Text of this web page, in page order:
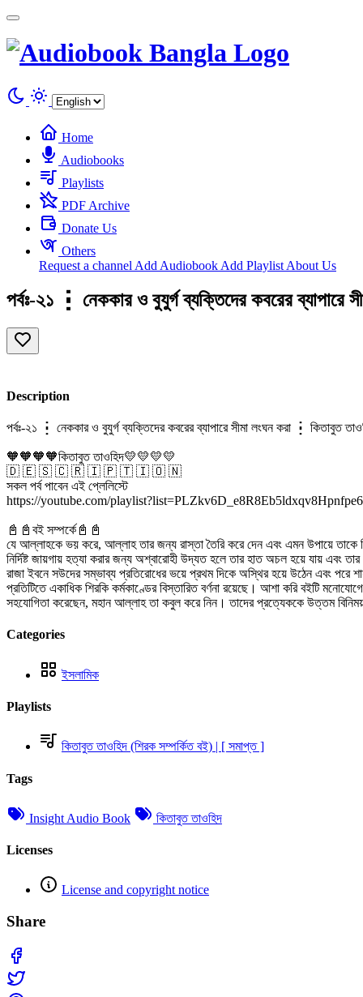
Home
Audiobooks
Playlists
PDF Archive
Donate Us
Others
Request a channel Add Audiobook Add Playlist About Us
পর্বঃ-২১ ┇ নেককার ও বুযুর্গ ব্যক্তিদের কবরের
Description
পর্বঃ-২১ ┇ নেককার ও বুযুর্গ ব্যক্তিদের কবরের ব্যাপারে সীমা লংঘন করা ┇ কিতাবুত
🧡🧡🧡🧡কিতাবুত তাওহিদ💛💛💛💛
🇩 🇪 🇸 🇨 🇷 🇮 🇵 🇹 🇮 🇴 🇳
সকল পর্ব পাবেন এই প্লেলিস্টে
https://youtube.com/
📓📓বই সম্পর্কে📓📓
যে আল্লাহকে ভয় করে, আল্লাহ তার জন্য রাস্তা তৈরি করে দেন এবং এমন উপায়ে তাকে
নির্দিষ্ট জায়গায় হত্যা করার জন্য অশ্বারোহী উদ্যত হলে তার হাত অচল হয়ে যায় এবং
রাজা ইবনে সউদের সম্ভাব্য প্রতিরোধের ভয়ে প্রথম দিকে অস্থির হয়ে উঠেন এবং
প্রতিটিতে একাধিক শিরকি কর্মকাণ্ডের বিস্তারিত বর্ণনা রয়েছে। আশা করি বইটি
সহযোগিতা করেছেন, মহান আল্লাহ তা কবুল করে নিন। তাদের প্রত্যেককে উত্তম
Categories
ইসলামিক
Playlists
কিতাবুত তাওহিদ (শিরক সম্পর্কিত বই) | [ সমাপ্ত ]
Tags
Insight Audio Book কিতাবুত তাওহিদ
Licenses
License and copyright notice
Share